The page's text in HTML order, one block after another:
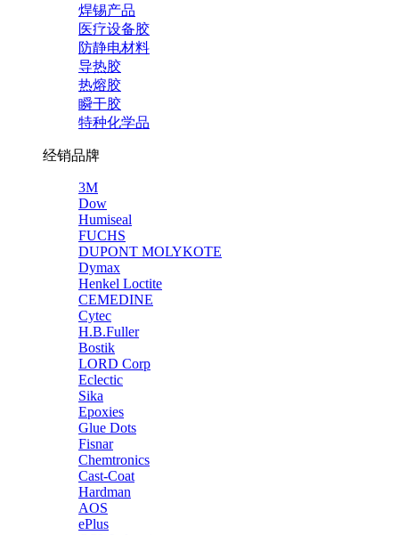
焊锡产品
医疗设备胶
防静电材料
导热胶
热熔胶
瞬干胶
特种化学品
经销品牌
3M
Dow
Humiseal
FUCHS
DUPONT MOLYKOTE
Dymax
Henkel Loctite
CEMEDINE
Cytec
H.B.Fuller
Bostik
LORD Corp
Eclectic
Sika
Epoxies
Glue Dots
Fisnar
Chemtronics
Cast-Coat
Hardman
AOS
ePlus